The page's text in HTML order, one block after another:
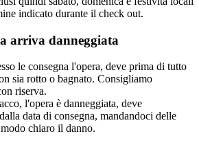
indicato durante il check out.
arriva danneggiata
le consegna l'opera, deve prima di tutto
sia rotto o bagnato. Consigliamo
riserva.
l'opera è danneggiata, deve
data di consegna, mandandoci delle
chiaro il danno.